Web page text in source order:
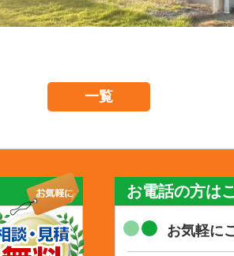
一覧
お電話の方は
お気軽に